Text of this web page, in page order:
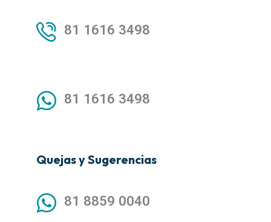
81 1616 3498
81 1616 3498
Quejas y Sugerencias
81 8859 0040